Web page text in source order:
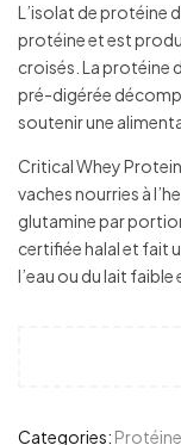
L’isolat de protéine
protéine et est
croisés. La protéine
pré-digérée
soutenir une
Critical Whey
vaches nourries à
glutamine par
certifiée halal et fait
l’eau ou du lait faible
Categories: Protéine